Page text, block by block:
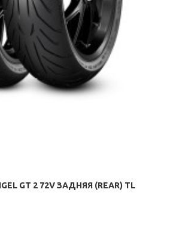
GT 2 72V ЗАДНЯЯ (REAR) TL